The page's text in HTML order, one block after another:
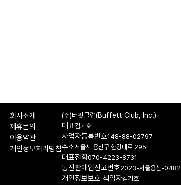
회사소개
제휴문의
이용약관
개인정보처리방침
(주)버핏클럽(Buffett Club, Inc.)
대표김기호
사업자등록번호148-88-02797
주소서울시 용산구 한강대로 295
대표전화070-4223-8731
통신판매업신고번호2023-서울용산-0482
개인정보보호 책임자김기호